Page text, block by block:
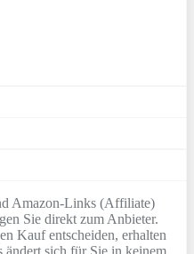
Amazon-Links (Affiliate)
Sie direkt zum Anbieter.
Kauf entscheiden, erhalten